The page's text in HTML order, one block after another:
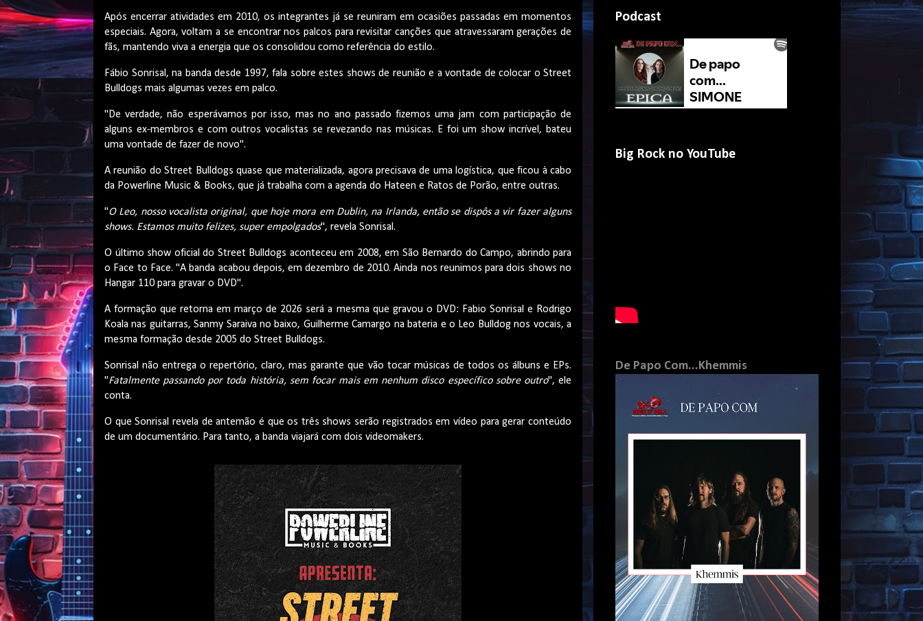
Após encerrar atividades em 2010, os integrantes já se reuniram em ocasiões passadas em momentos
especiais. Agora, voltam a se encontrar nos palcos para revisitar canções que atravessaram gerações de
fãs, mantendo viva a energia que os consolidou como referência do estilo.
Fábio Sonrisal, na banda desde 1997, fala sobre estes shows de reunião e a vontade de colocar o Street
Bulldogs mais algumas vezes em palco.
"De verdade, não esperávamos por isso, mas no ano passado fizemos uma jam com participação de
alguns ex-membros e com outros vocalistas se revezando nas músicas. E foi um show incrível, bateu
uma vontade de fazer de novo".
A reunião do Street Bulldogs quase que materializada, agora precisava de uma logística, que ficou à cabo
da Powerline Music & Books, que já trabalha com a agenda do Hateen e Ratos de Porão, entre outras.
"O Leo, nosso vocalista original, que hoje mora em Dublin, na Irlanda, então se dispôs a vir fazer alguns
shows. Estamos muito felizes, super empolgados", revela Sonrisal.
O último show oficial do Street Bulldogs aconteceu em 2008, em São Bernardo do Campo, abrindo para
o Face to Face. "A banda acabou depois, em dezembro de 2010. Ainda nos reunimos para dois shows no
Hangar 110 para gravar o DVD".
A formação que retorna em março de 2026 será a mesma que gravou o DVD: Fabio Sonrisal e Rodrigo
Koala nas guitarras, Sanmy Saraiva no baixo, Guilherme Camargo na bateria e o Leo Bulldog nos vocais, a
mesma formação desde 2005 do Street Bulldogs.
Sonrisal não entrega o repertório, claro, mas garante que vão tocar músicas de todos os álbuns e EPs.
"Fatalmente passando por toda história, sem focar mais em nenhum disco específico sobre outro", ele
conta.
O que Sonrisal revela de antemão é que os três shows serão registrados em vídeo para gerar conteúdo
de um documentário. Para tanto, a banda viajará com dois videomakers.
Podcast
Big Rock no YouTube
De Papo Com...Khemmis